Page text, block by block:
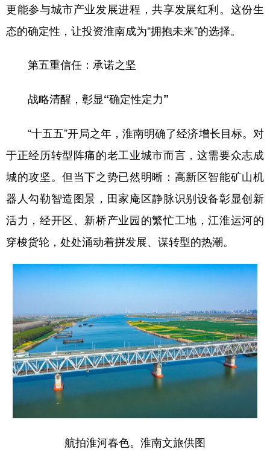
更能参与城市产业发展进程，共享发展红利。这份生
态的确定性，让投资淮南成为“拥抱未来”的选择。
第五重信任：承诺之坚
战略清醒，彰显“确定性定力”
“十五五”开局之年，淮南明确了经济增长目标。对
于正经历转型阵痛的老工业城市而言，这需要众志成
城的攻坚。但当下之势已然明晰：高新区智能矿山机
器人勾勒智造图景，田家庵区静脉识别设备彰显创新
活力，经开区、新桥产业园的繁忙工地，江淮运河的
穿梭货轮，处处涌动着拼发展、谋转型的热潮。
航拍淮河春色。淮南文旅供图